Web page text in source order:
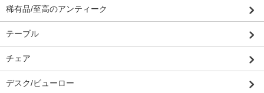
稀有品/至高のアンティーク
テーブル
チェア
デスク/ビューロー